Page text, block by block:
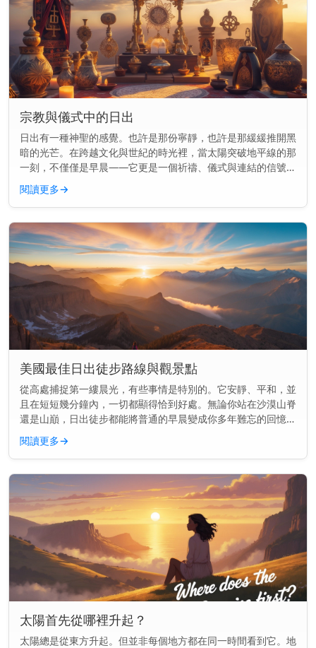
宗教與儀式中的日出
日出有一種神聖的感覺。也許是那份寧靜，也許是那緩緩推開黑
暗的光芒。在跨越文化與世紀的時光裡，當太陽突破地平線的那
一刻，不僅僅是早晨——它更是一個祈禱、儀式與連結的信號。
主要見解： 日出長久以來標誌著許多宗教中的神聖時刻，用於
祈禱、供奉和慶...
閱讀更多→
美國最佳日出徒步路線與觀景點
從高處捕捉第一縷晨光，有些事情是特別的。它安靜、平和，並
且在短短幾分鐘內，一切都顯得恰到好處。無論你站在沙漠山脊
還是山巔，日出徒步都能將普通的早晨變成你多年難忘的回憶。
快速見解： 美國最好的日出徒步結合了開闊的視野與簡單到中
等難度的步道—...
閱讀更多→
太陽首先從哪裡升起？
太陽總是從東方升起。但並非每個地方都在同一時間看到它。地